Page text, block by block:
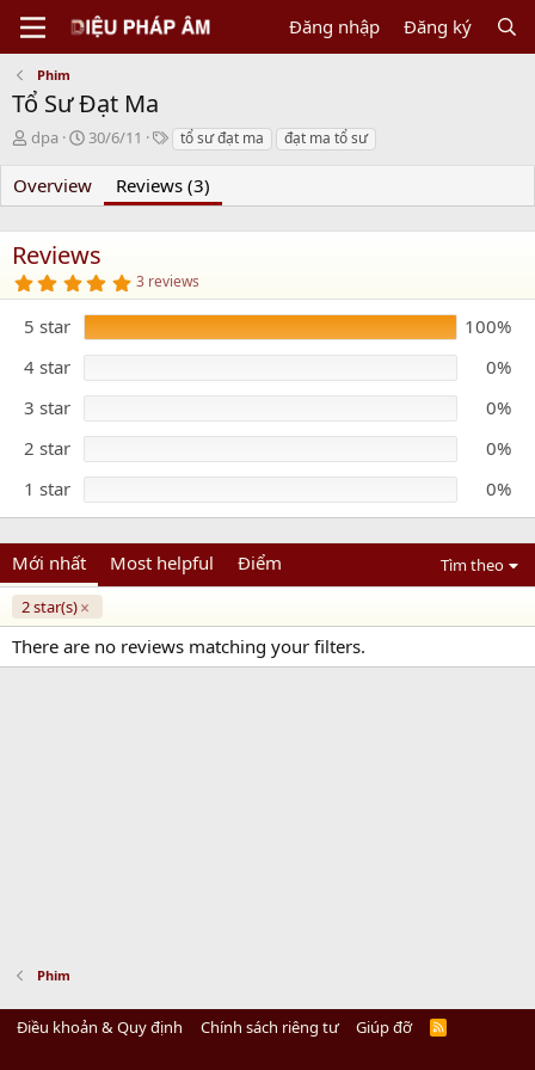
Đăng nhập Đăng ký
Phim
Tổ Sư Đạt Ma
N
ư
ờ
ử
i
dpa
C
e
a
o
n
a
t
30/6/11
T
g
s
tổ sư đạt ma đạt ma tổ sư
Overview Reviews (3)
Reviews
5
.
0
0
s
a
r
s
3 reviews
5 star
100%
4 star
0%
3 star
0%
2 star
0%
1 star
0%
Mới nhất Most helpful Điểm
Tìm theo
2 star(s)
There are no reviews matching your filters.
Phim
Điều khoản & Quy định Chính sách riêng tư Giúp đỡ
R